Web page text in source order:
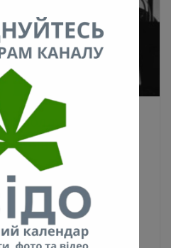
Болдуїн під час
вбив колишню
Болдуїн випадково вбив
на знімальному